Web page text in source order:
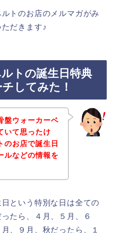
トのお店のメルマガがみ
だきます♪
トの誕生日特典
してみた！
盤ウォーカーベ
いて思ったけ
のお店で誕生日
ルなどの情報を
という特別な日は全ての
たら、４月、５月、６
、９月、秋だったら、１